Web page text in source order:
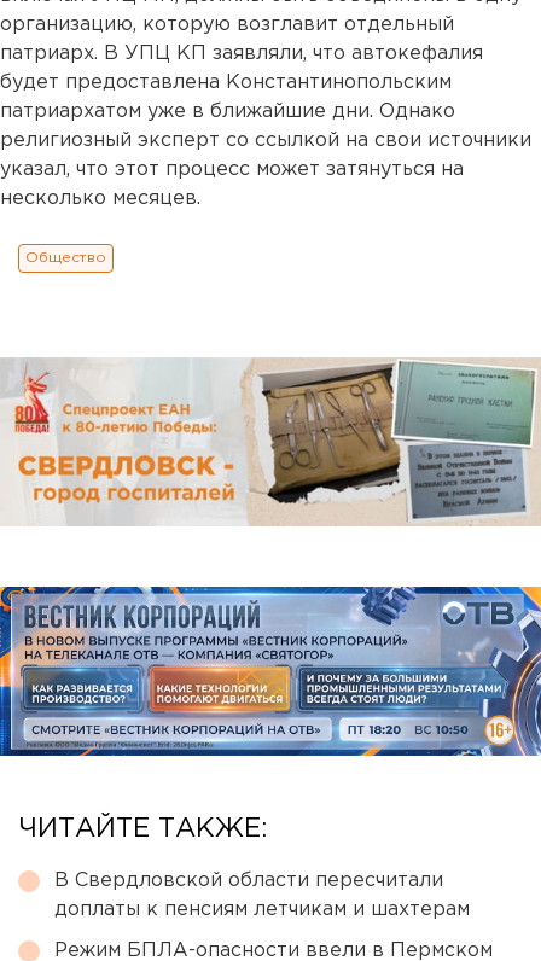
организацию, которую возглавит отдельный
патриарх. В УПЦ КП заявляли, что автокефалия
будет предоставлена Константинопольским
патриархатом уже в ближайшие дни. Однако
религиозный эксперт со ссылкой на свои источники
указал, что этот процесс может затянуться на
несколько месяцев.
Общество
ЧИТАЙТЕ ТАКЖЕ:
В Свердловской области пересчитали
доплаты к пенсиям летчикам и шахтерам
Режим БПЛА-опасности ввели в Пермском